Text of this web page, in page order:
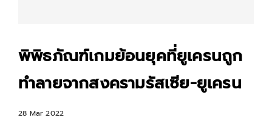
พิพิธภัณฑ์เกมย้อนยุคที่ยูเครนถูก
ทำลายจากสงครามรัสเซีย-ยูเครน
28 Mar 2022